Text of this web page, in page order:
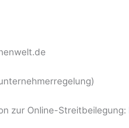
zur Online-Streitbeilegung: